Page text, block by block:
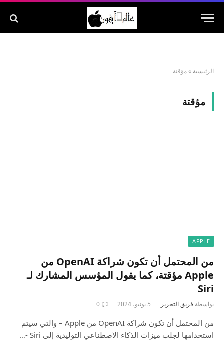
الرئيسية »مؤقتة
مؤقتة
APPLE
من المحتمل أن تكون شراكة OpenAI من
Apple مؤقتة، كما يقول المؤسس المشارك لـ
Siri
بواسطة فريق التحرير 5 يونيو، 2024 0
من المحتمل أن تكون شراكة OpenAI من Apple – والتي سيتم
استخدامها لجلب ميزات الذكاء الاصطناعي التوليدية إلى Siri -…